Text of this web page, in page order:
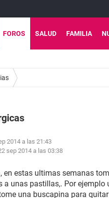
FOROS SALUD FAMILIA
2014 a las 21:43
sep 2014 a las 03:38
en estas ultimas semanas
a unas pastillas,. Por
una buscapina para